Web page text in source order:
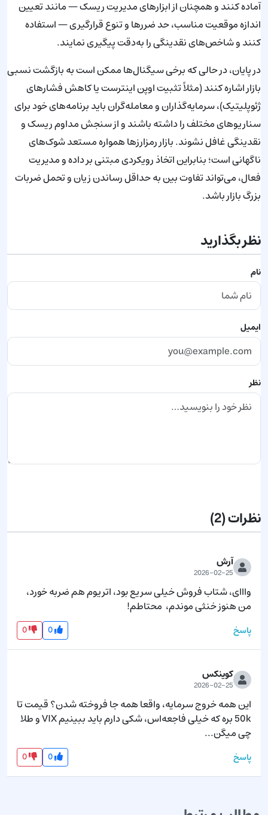
آماده کنند و همچنان از ابزارهای مدیریت ریسک — مانند تعیین
اندازه موقعیت مناسب، حد ضررها و تنوع قرارگیری — استفاده
کنند و شاخص‌های نقدینگی را به‌دقت پیگیری نمایند.
در پایان، در حالی که برخی سیگنال‌ها ممکن است به بازگشت نسبی
بازار اشاره کنند (مثلاً تثبیت اوپن اینترست یا کاهش فشارهای
ژئوپلیتیک)، سرمایه‌گذاران و معامله‌گران باید برنامه‌های خود برای
سناریوهای مختلف را داشته باشند و از سنجش مداوم ریسک و
نقدینگی غافل نشوند. بازار رمزارزها همواره مستعد شوک‌های
ناگهانی است؛ بنابراین اتخاذ رویکردی مبتنی بر داده و مدیریت
فعال، می‌تواند تفاوت بین به حداقل رساندن زیان و تحمل ضربات
بزرگ بازار باشد.
نظر بگذارید
نام
ایمیل
نظر
نظرات(2)
آرش
2026-02-25
من هنوز خنثی موندم،  محتاطم!
پاسخ 0
0
کوینکس
2026-02-25
چی میگن...
پاسخ 0
0